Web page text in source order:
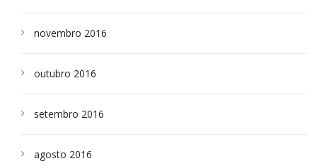
novembro 2016
outubro 2016
setembro 2016
agosto 2016